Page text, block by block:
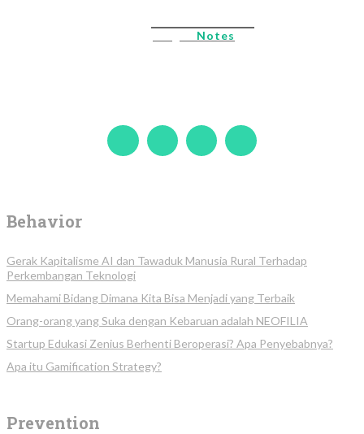
Notes
Behavior
Gerak Kapitalisme AI dan Tawaduk Manusia Rural Terhadap
Perkembangan Teknologi
Memahami Bidang Dimana Kita Bisa Menjadi yang Terbaik
Orang-orang yang Suka dengan Kebaruan adalah NEOFILIA
Startup Edukasi Zenius Berhenti Beroperasi? Apa Penyebabnya?
Apa itu Gamification Strategy?
Prevention